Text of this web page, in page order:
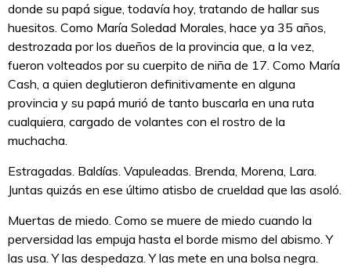
donde su papá sigue, todavía hoy, tratando de hallar sus
huesitos. Como María Soledad Morales, hace ya 35 años,
destrozada por los dueños de la provincia que, a la vez,
fueron volteados por su cuerpito de niña de 17. Como María
Cash, a quien deglutieron definitivamente en alguna
provincia y su papá murió de tanto buscarla en una ruta
cualquiera, cargado de volantes con el rostro de la
muchacha.
Estragadas. Baldías. Vapuleadas. Brenda, Morena, Lara.
Juntas quizás en ese último atisbo de crueldad que las asoló.
Muertas de miedo. Como se muere de miedo cuando la
perversidad las empuja hasta el borde mismo del abismo. Y
las usa. Y las despedaza. Y las mete en una bolsa negra.